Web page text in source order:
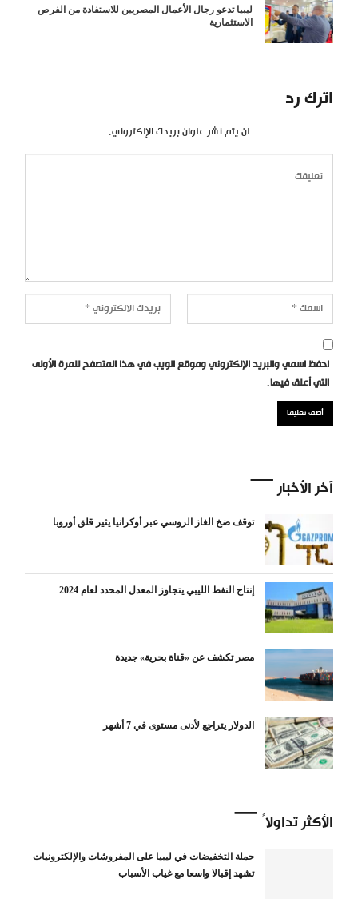
ليبيا تدعو رجال الأعمال المصريين للاستفادة من الفرص
الاستثمارية
اترك رد
لن يتم نشر عنوان بريدك الإلكتروني.
احفظ اسمي والبريد الإلكتروني وموقع الويب في هذا المتصفح للمرة الأولى
التي أعلق فيها.
آخر الأخبار
توقف ضخ الغاز الروسي عبر أوكرانيا يثير قلق أوروبا
إنتاج النفط الليبي يتجاوز المعدل المحدد لعام 2024
مصر تكشف عن «قناة بحرية» جديدة
الدولار يتراجع لأدنى مستوى في 7 أشهر
الأكثر تداولاً
حملة التخفيضات في ليبيا على المفروشات والإلكترونيات
تشهد إقبالا واسعا مع غياب الأسباب